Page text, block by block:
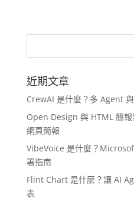
近期文章
CrewAI 是什麼？多 Agent
Open Design 與 HTML 簡
網頁簡報
VibeVoice 是什麼？
署指南
Flint Chart 是什麼？讓 AI
表